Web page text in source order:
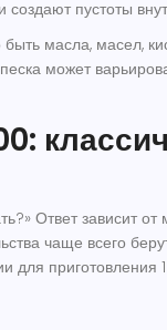
пустоты
масла, масел,
может
Ответ зависит от
чаще всего
приготовления 1